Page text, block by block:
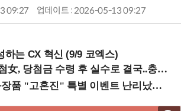
09:27 업데이트 : 2026-05-13 09:27
하는 CX 혁신 (9/9 코엑스)